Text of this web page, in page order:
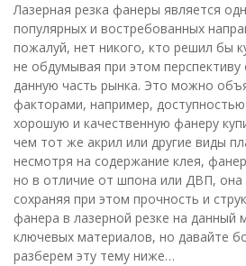
Лазерная резка фанеры является
популярных и востребованных
пожалуй, нет никого, кто решил бы
не обдумывая при этом перспективу
данную часть рынка. Это можно
факторами, например,
хорошую и качественную фанеру
чем тот же акрил или другие виды
несмотря на содержание клея,
но в отличие от шпона или ДВП, она
сохраняя при этом прочность и
фанера в лазерной резке на данный
ключевых материалов, но давайте
разберем эту тему ниже…